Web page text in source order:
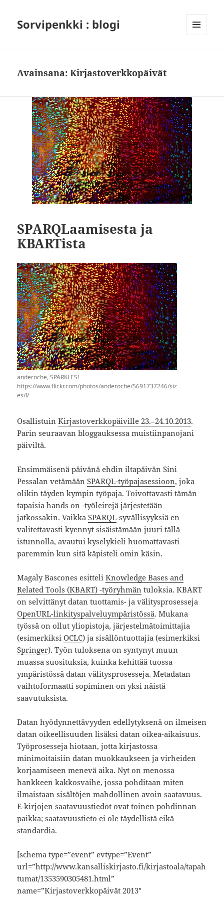
Sorvipenkki : blogi
Avainsana:Kirjastoverkkopäivät
SPARQLaamisesta ja
KBARTista
anderoche, SPARKLES!
https://www.flickr.com/photos/anderoche/5691737246/siz
es/l/
OsallistuinKirjastoverkkopäiville 23.–24.10.2013.
Parin seuraavan bloggauksessa muistiinpanojani
päiviltä.
Ensimmäisenä päivänä ehdin iltapäivän Sini
Pessalan vetämäänSPARQL-työpajasessioon, joka
olikin täyden kympin työpaja. Toivottavasti tämän
tapaisia hands on -työleirejä järjestetään
jatkossakin. VaikkaSPARQL-syvällisyyksiä en
valitettavasti kyennyt sisäistämään juuri tällä
istunnolla, avautui kyselykieli huomattavasti
paremmin kun sitä käpisteli omin käsin.
Magaly Bascones esitteliKnowledge Bases and
Related Tools (KBART) -työryhmän tuloksia. KBART
on selvittänyt datan tuottamis- ja välitysprosesseja
OpenURL-linkityspalveluympäristössä. Mukana
työssä on ollut yliopistoja, järjestelmätoimittajia
(esimerkiksiOCLC) ja sisällöntuottajia (esimerkiksi
Springer). Työn tuloksena on syntynyt muun
muassa suosituksia, kuinka kehittää tuossa
ympäristössä datan välitysprosesseja. Metadatan
vaihtoformaatti sopiminen on yksi näistä
saavutuksista.
Datan hyödynnettävyyden edellytyksenä on ilmeisen
datan oikeellisuuden lisäksi datan oikea-aikaisuus.
Työprosesseja hiotaan, jotta kirjastossa
minimoitaisiin datan muokkaukseen ja virheiden
korjaamiseen menevä aika. Nyt on menossa
hankkeen kakkosvaihe, jossa pohditaan miten
ilmaistaan sisältöjen mahdollinen avoin saatavuus.
E-kirjojen saatavuustiedot ovat toinen pohdinnan
paikka; saatavuustieto ei ole täydellistä eikä
standardia.
[schema type=”event” evtype=”Event”
url=”http://www.kansalliskirjasto.fi/kirjastoala/tapah
tumat/1353590305481.html”
name=”Kirjastoverkkopäivät 2013″